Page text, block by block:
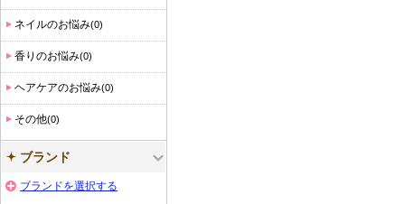
ネイルのお悩み(0)
香りのお悩み(0)
ヘアケアのお悩み(0)
その他(0)
ブランド
ブランドを選択する